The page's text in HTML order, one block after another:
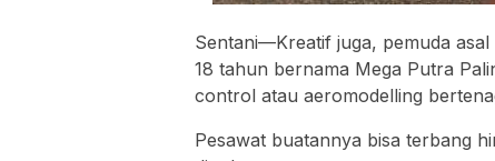
Sentani—Kreatif juga, pemuda
18 tahun bernama Mega Putra
control atau aeromodelling
Pesawat buatannya bisa terbang